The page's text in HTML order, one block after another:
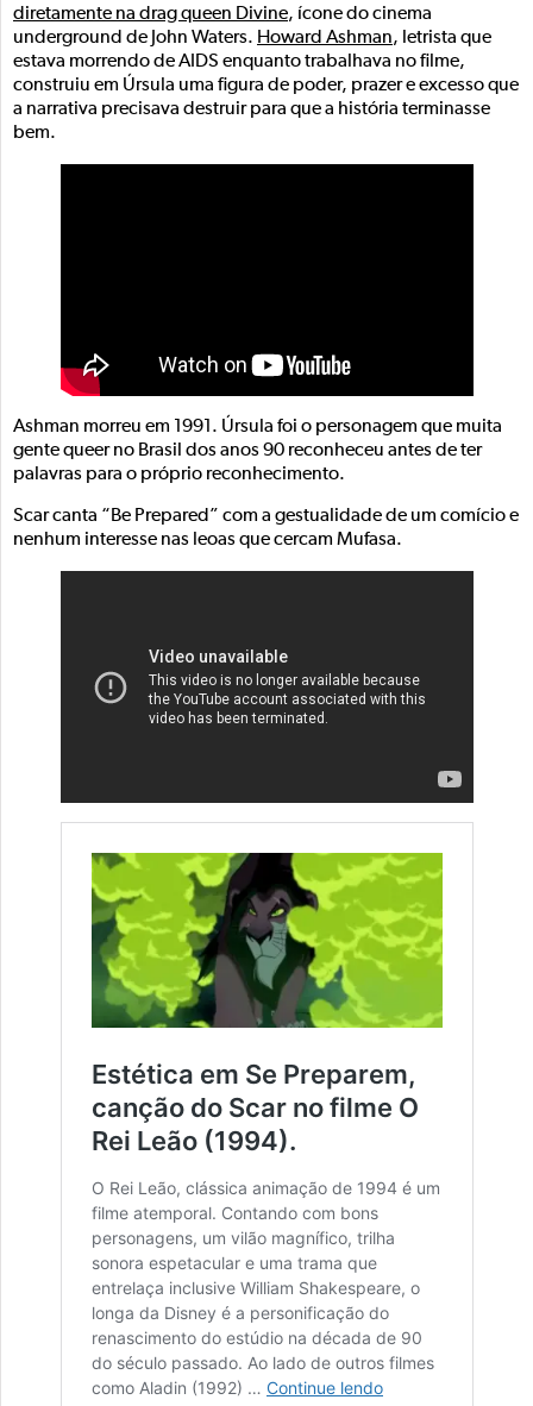
diretamente na drag queen Divine, ícone do cinema
underground de John Waters. Howard Ashman, letrista que
estava morrendo de AIDS enquanto trabalhava no filme,
construiu em Úrsula uma figura de poder, prazer e excesso que
a narrativa precisava destruir para que a história terminasse
bem.
Ashman morreu em 1991. Úrsula foi o personagem que muita
gente queer no Brasil dos anos 90 reconheceu antes de ter
palavras para o próprio reconhecimento.
Scar canta “Be Prepared” com a gestualidade de um comício e
nenhum interesse nas leoas que cercam Mufasa.